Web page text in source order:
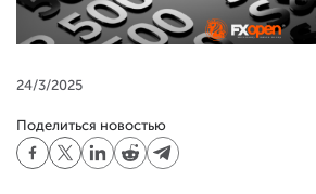
24/3/2025
Поделиться новостью